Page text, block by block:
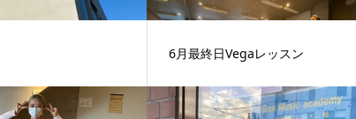
6月最終日Vegaレッスン